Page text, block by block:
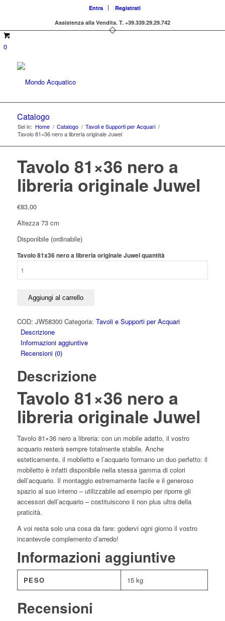
Entra
Registrati
Assistenza alla Vendita. T. +39.339.29.29.742
0
Catalogo
Sei in: Home / Catalogo / Tavoli e Supporti per Acquari /
Tavolo 81×36 nero a libreria originale Juwel
Tavolo 81×36 nero a
libreria originale Juwel
€83,00
Altezza 73 cm
Disponibile (ordinabile)
Tavolo 81x36 nero a libreria originale Juwel quantità
Aggiungi al carrello
COD: JW58300 Categoria: Tavoli e Supporti per Acquari
Descrizione
Informazioni aggiuntive
Recensioni (0)
Descrizione
Tavolo 81×36 nero a
libreria originale Juwel
Tavolo 81×36 nero a libreria: con un mobile adatto, il vostro
acquario resterà sempre totalmente stabile. Anche
esteticamente, il mobiletto e l’acquario formano un duo perfetto: il
mobiletto è infatti disponibile nella stessa gamma di colori
dell’acquario. Il montaggio estremamente facile e il generoso
spazio al suo interno – utilizzabile ad esempio per riporre gli
accessori dell’acquario – costituiscono il non plus ultra della
praticità.
A voi resta solo una cosa da fare: godervi ogni giorno il vostro
incantevole complemento d’arredo!
Informazioni aggiuntive
PESO 15 kg
Recensioni